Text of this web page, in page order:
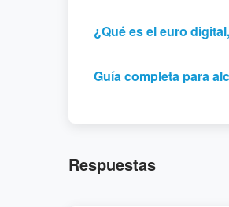
¿Qué es el euro
Guía completa para
Respuestas